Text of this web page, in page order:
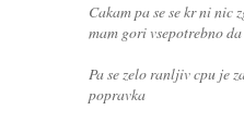
Cakam pa se se kr ni nic
mam gori vsepotrebno
Pa se zelo ranljiv cpu je
popravka